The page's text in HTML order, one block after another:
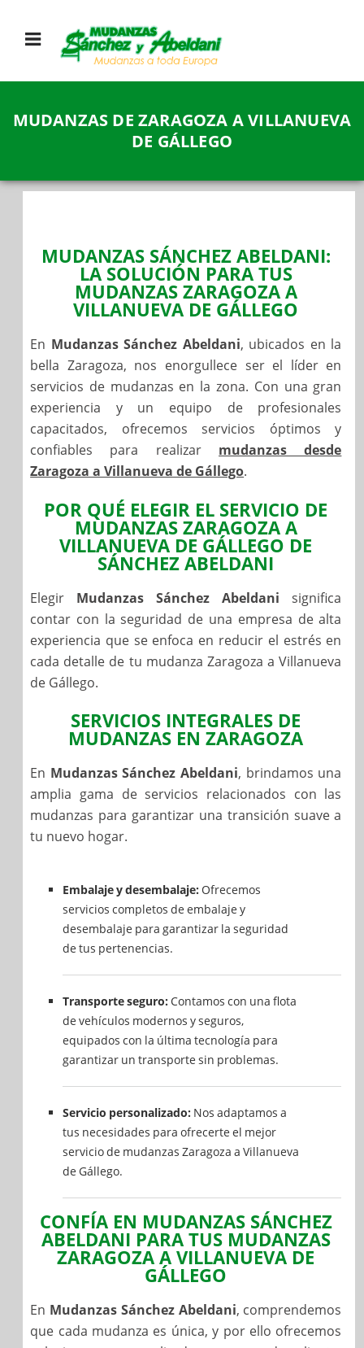
MUDANZAS DE ZARAGOZA A VILLANUEVA
DE GÁLLEGO
MUDANZAS SÁNCHEZ ABELDANI:
LA SOLUCIÓN PARA TUS
MUDANZAS ZARAGOZA A
VILLANUEVA DE GÁLLEGO
En Mudanzas Sánchez Abeldani, ubicados en la
bella Zaragoza, nos enorgullece ser el líder en
servicios de mudanzas en la zona. Con una gran
experiencia y un equipo de profesionales
capacitados, ofrecemos servicios óptimos y
confiables para realizar mudanzas desde
Zaragoza a Villanueva de Gállego.
POR QUÉ ELEGIR EL SERVICIO DE
MUDANZAS ZARAGOZA A
VILLANUEVA DE GÁLLEGO DE
SÁNCHEZ ABELDANI
Elegir Mudanzas Sánchez Abeldani significa
contar con la seguridad de una empresa de alta
experiencia que se enfoca en reducir el estrés en
cada detalle de tu mudanza Zaragoza a Villanueva
de Gállego.
SERVICIOS INTEGRALES DE
MUDANZAS EN ZARAGOZA
En Mudanzas Sánchez Abeldani, brindamos una
amplia gama de servicios relacionados con las
mudanzas para garantizar una transición suave a
tu nuevo hogar.
Embalaje y desembalaje: Ofrecemos
servicios completos de embalaje y
desembalaje para garantizar la seguridad
de tus pertenencias.
Transporte seguro: Contamos con una flota
de vehículos modernos y seguros,
equipados con la última tecnología para
garantizar un transporte sin problemas.
Servicio personalizado: Nos adaptamos a
tus necesidades para ofrecerte el mejor
servicio de mudanzas Zaragoza a Villanueva
de Gállego.
CONFÍA EN MUDANZAS SÁNCHEZ
ABELDANI PARA TUS MUDANZAS
ZARAGOZA A VILLANUEVA DE
GÁLLEGO
En Mudanzas Sánchez Abeldani, comprendemos
que cada mudanza es única, y por ello ofrecemos